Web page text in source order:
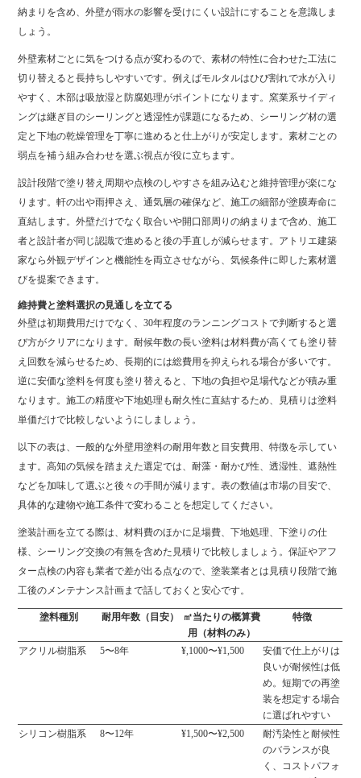
納まりを含め、外壁が雨水の影響を受けにくい設計にすることを意識しま
しょう。
外壁素材ごとに気をつける点が変わるので、素材の特性に合わせた工法に
切り替えると長持ちしやすいです。例えばモルタルはひび割れで水が入り
やすく、木部は吸放湿と防腐処理がポイントになります。窯業系サイディ
ングは継ぎ目のシーリングと透湿性が課題になるため、シーリング材の選
定と下地の乾燥管理を丁寧に進めると仕上がりが安定します。素材ごとの
弱点を補う組み合わせを選ぶ視点が役に立ちます。
設計段階で塗り替え周期や点検のしやすさを組み込むと維持管理が楽にな
ります。軒の出や雨押さえ、通気層の確保など、施工の細部が塗膜寿命に
直結します。外壁だけでなく取合いや開口部周りの納まりまで含め、施工
者と設計者が同じ認識で進めると後の手直しが減らせます。アトリエ建築
家なら外観デザインと機能性を両立させながら、気候条件に即した素材選
びを提案できます。
維持費と塗料選択の見通しを立てる
外壁は初期費用だけでなく、30年程度のランニングコストで判断すると選
び方がクリアになります。耐候年数の長い塗料は材料費が高くても塗り替
え回数を減らせるため、長期的には総費用を抑えられる場合が多いです。
逆に安価な塗料を何度も塗り替えると、下地の負担や足場代などが積み重
なります。施工の精度や下地処理も耐久性に直結するため、見積りは塗料
単価だけで比較しないようにしましょう。
以下の表は、一般的な外壁用塗料の耐用年数と目安費用、特徴を示してい
ます。高知の気候を踏まえた選定では、耐藻・耐かび性、透湿性、遮熱性
などを加味して選ぶと後々の手間が減ります。表の数値は市場の目安で、
具体的な建物や施工条件で変わることを想定してください。
塗装計画を立てる際は、材料費のほかに足場費、下地処理、下塗りの仕
様、シーリング交換の有無を含めた見積りで比較しましょう。保証やアフ
ター点検の内容も業者で差が出る点なので、塗装業者とは見積り段階で施
工後のメンテナンス計画まで話しておくと安心です。
塗料種別 耐用年数（目安）
㎡当たりの概算費
用（材料のみ）
特徴
アクリル樹脂系 5〜8年 ¥,1000〜¥1,500
安価で仕上がりは
良いが耐候性は低
め。短期での再塗
装を想定する場合
に選ばれやすい
シリコン樹脂系
8〜12年 ¥1,500〜¥2,500
耐汚染性と耐候性
のバランスが良
く、コストパフォ